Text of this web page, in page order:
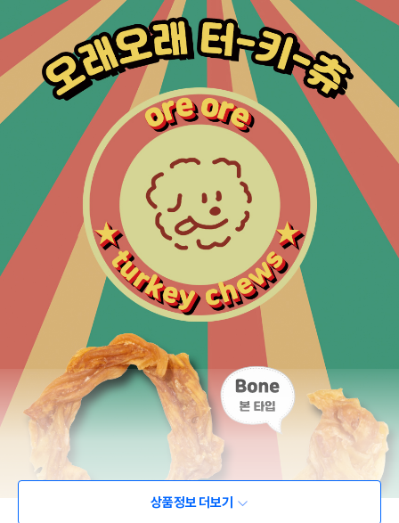
상품정보 더보기